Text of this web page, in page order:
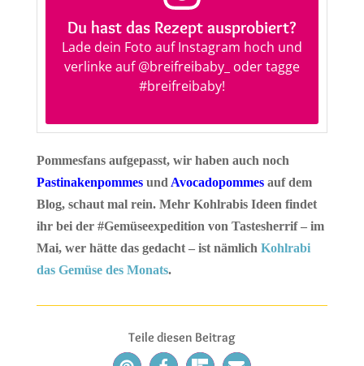
Du hast das Rezept ausprobiert?
Lade dein Foto auf Instagram hoch und
verlinke auf@breifreibaby_ oder tagge
#breifreibaby!
Pommesfans aufgepasst, wir haben auch noch
Pastinakenpommesund Avocadopommes auf dem
Blog, schaut mal rein. Mehr Kohlrabis Ideen findet
ihr bei der #Gemüseexpedition von Tastesherrif – im
Mai, wer hätte das gedacht – ist nämlich Kohlrabi
das Gemüse des Monats.
Teile diesen Beitrag